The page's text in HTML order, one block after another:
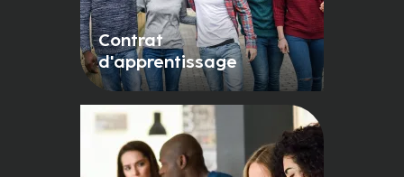
Contrat
d'apprentissage